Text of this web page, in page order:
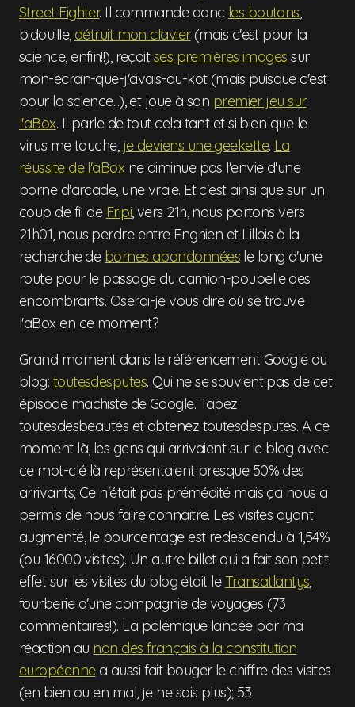
Street Fighter. Il commande donc les boutons,
bidouille, détruit mon clavier(mais c'est pour la
science, enfin!!), reçoitses premières images sur
mon-écran-que-j'avais-au-kot (mais puisque c'est
pour la science...), et joue à son premier jeu sur
l'aBox. Il parle de tout cela tant et si bien que le
virus me touche, je deviens une geekette. La
réussite de l'aBox ne diminue pas l'envie d'une
borne d'arcade, une vraie. Et c'est ainsi que sur un
coup de fil de Fripi, vers 21h, nous partons vers
21h01, nous perdre entre Enghien et Lillois à la
recherche de bornes abandonnéesle long d'une
route pour le passage du camion-poubelle des
encombrants. Oserai-je vous dire où se trouve
l'aBox en ce moment?
Grand moment dans le référencement Google du
blog: toutesdesputes. Qui ne se souvient pas de cet
épisode machiste de Google. Tapez
toutesdesbeautés et obtenez toutesdesputes. A ce
moment là, les gens qui arrivaient sur le blog avec
ce mot-clé là représentaient presque 50% des
arrivants; Ce n'était pas prémédité mais ça nous a
permis de nous faire connaitre. Les visites ayant
augmenté, le pourcentage est redescendu à 1,54%
(ou 16000 visites). Un autre billet qui a fait son petit
effet sur les visites du blog était leTransatlantys,
fourberie d'une compagnie de voyages (73
commentaires!). La polémique lancée par ma
réaction au non des français à la constitution
européennea aussi fait bouger le chiffre des visites
(en bien ou en mal, je ne sais plus); 53